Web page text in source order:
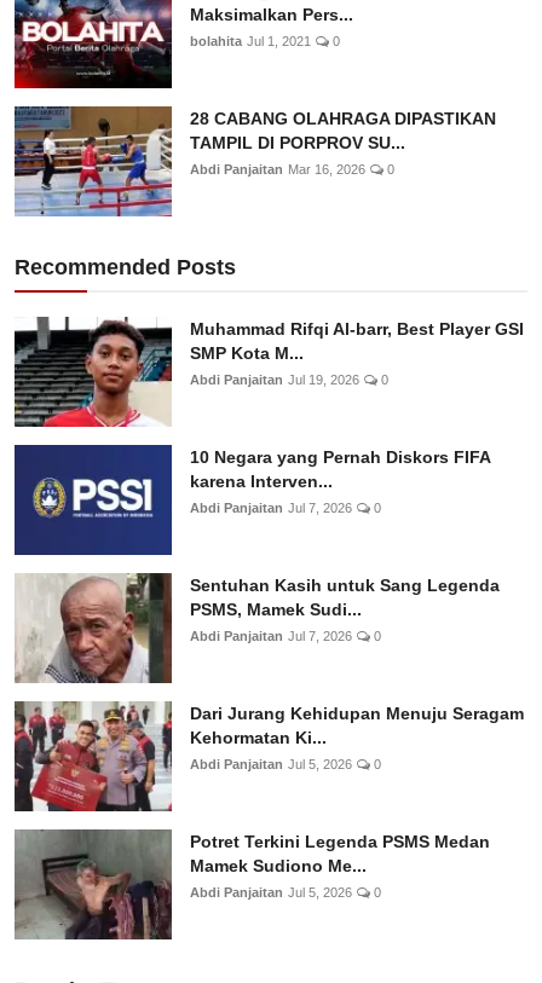
Maksimalkan Pers...
bolahita Jul 1, 2021 0
28 CABANG OLAHRAGA DIPASTIKAN
TAMPIL DI PORPROV SU...
Abdi Panjaitan Mar 16, 2026 0
Recommended Posts
Muhammad Rifqi Al-barr, Best Player GSI
SMP Kota M...
Abdi Panjaitan Jul 19, 2026 0
10 Negara yang Pernah Diskors FIFA
karena Interven...
Abdi Panjaitan Jul 7, 2026 0
Sentuhan Kasih untuk Sang Legenda
PSMS, Mamek Sudi...
Abdi Panjaitan Jul 7, 2026 0
Dari Jurang Kehidupan Menuju Seragam
Kehormatan Ki...
Abdi Panjaitan Jul 5, 2026 0
Potret Terkini Legenda PSMS Medan
Mamek Sudiono Me...
Abdi Panjaitan Jul 5, 2026 0